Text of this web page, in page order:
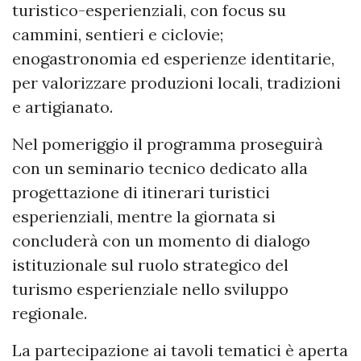
turistico-esperienziali, con focus su
cammini, sentieri e ciclovie;
enogastronomia ed esperienze identitarie,
per valorizzare produzioni locali, tradizioni
e artigianato.
Nel pomeriggio il programma proseguirà
con un seminario tecnico dedicato alla
progettazione di itinerari turistici
esperienziali, mentre la giornata si
concluderà con un momento di dialogo
istituzionale sul ruolo strategico del
turismo esperienziale nello sviluppo
regionale.
La partecipazione ai tavoli tematici è aperta